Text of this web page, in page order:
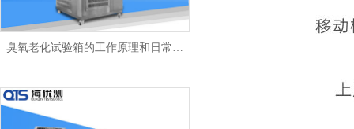
臭氧老化试验箱的工作原理和日常操作